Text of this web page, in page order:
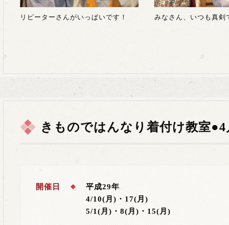
リピーターさんがいっぱいです！ みなさん、いつも真剣
きものではんなり着付け教室●4
開催日
平成29年
4/10(月)・17(月)
5/1(月)・8(月)・15(月)